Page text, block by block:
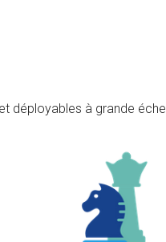
déployables à grande